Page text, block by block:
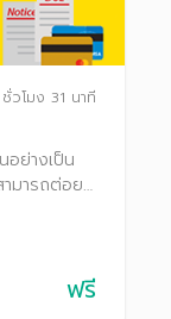
วโมง 31 นาที
อย่างเป็น
ามารถต่อย
ฟรี